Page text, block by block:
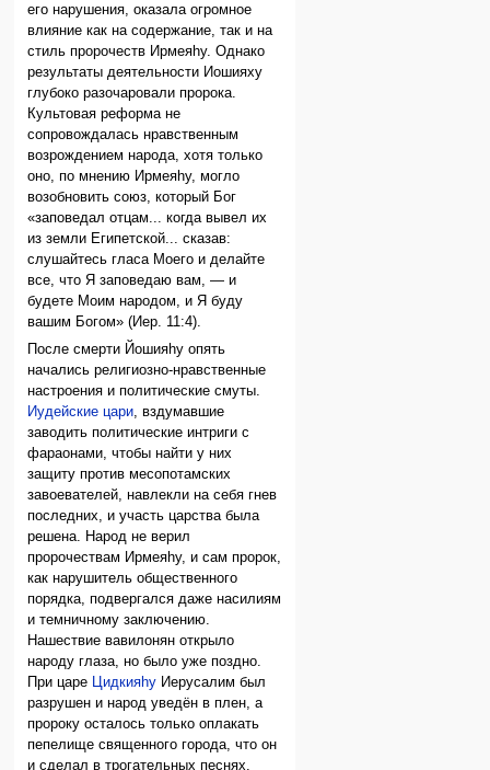
его нарушения, оказала огромное
влияние как на содержание, так и на
стиль пророчеств Ирмеяhу. Однако
результаты деятельности Иошияху
глубоко разочаровали пророка.
Культовая реформа не
сопровождалась нравственным
возрождением народа, хотя только
оно, по мнению Ирмеяhу, могло
возобновить союз, который Бог
«заповедал отцам... когда вывел их
из земли Египетской... сказав:
слушайтесь гласа Моего и делайте
все, что Я заповедаю вам, — и
будете Моим народом, и Я буду
вашим Богом» (Иер. 11:4).
После смерти Йошияhу опять
начались религиозно-нравственные
настроения и политические смуты.
Иудейские цари, вздумавшие
заводить политические интриги с
фараонами, чтобы найти у них
защиту против месопотамских
завоевателей, навлекли на себя гнев
последних, и участь царства была
решена. Народ не верил
пророчествам Ирмеяhу, и сам пророк,
как нарушитель общественного
порядка, подвергался даже насилиям
и темничному заключению.
Нашествие вавилонян открыло
народу глаза, но было уже поздно.
При царе Цидкияhу Иерусалим был
разрушен и народ уведён в плен, а
пророку осталось только оплакать
пепелище священного города, что он
и сделал в трогательных песнях.